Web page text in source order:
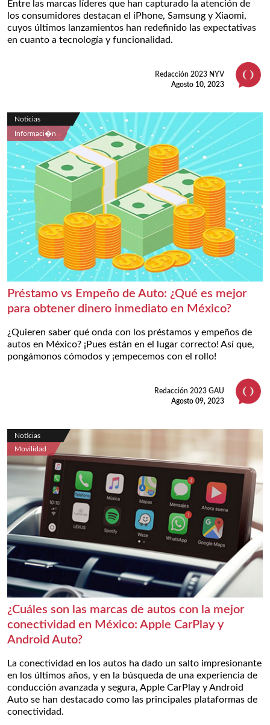
Entre las marcas líderes que han capturado la atención de
los consumidores destacan el iPhone, Samsung y Xiaomi,
cuyos últimos lanzamientos han redefinido las expectativas
en cuanto a tecnología y funcionalidad.
Redacción 2023 NYV
Agosto 10, 2023
Noticias
Informaci�n
Préstamo vs Empeño de Auto: ¿Qué es mejor
para obtener dinero inmediato en México?
¿Quieren saber qué onda con los préstamos y empeños de
autos en México? ¡Pues están en el lugar correcto! Así que,
pongámonos cómodos y ¡empecemos con el rollo!
Redacción 2023 GAU
Agosto 09, 2023
Noticias
Movilidad
¿Cuáles son las marcas de autos con la mejor
conectividad en México: Apple CarPlay y
Android Auto?
La conectividad en los autos ha dado un salto impresionante
en los últimos años, y en la búsqueda de una experiencia de
conducción avanzada y segura, Apple CarPlay y Android
Auto se han destacado como las principales plataformas de
conectividad.